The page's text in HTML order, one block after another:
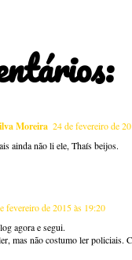
Moreira 24 de fevereiro de
ainda não li ele, Thaís beijos.
fevereiro de 2015 às 19:20
agora e segui.
mas não costumo ler policiais.